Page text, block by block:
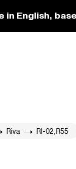
English,
Riva RI-02,R55